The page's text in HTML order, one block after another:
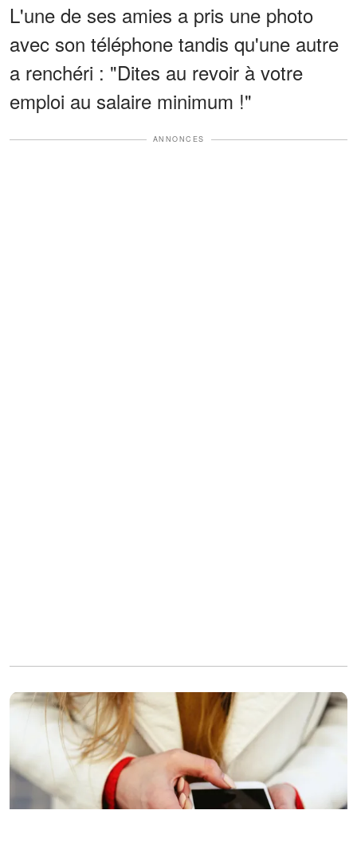
L'une de ses amies a pris une photo
avec son téléphone tandis qu'une autre
a renchéri : "Dites au revoir à votre
emploi au salaire minimum !"
ANNONCES